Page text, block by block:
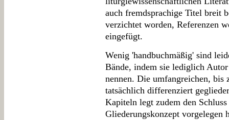
auch fremdsprachige Titel breit
verzichtet worden, Referenzen
eingefügt.
Wenig 'handbuchmäßig' sind
Bände, indem sie lediglich
nennen. Die umfangreichen, bis
tatsächlich differenziert
Kapiteln legt zudem den
Gliederungskonzept vorgelegen